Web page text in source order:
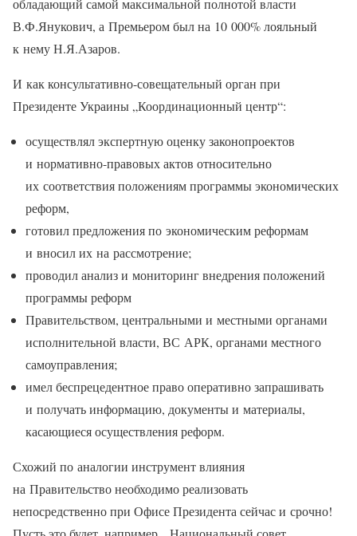
В.Ф.Янукович, а Премьером был на 10 000% лояльный
к нему Н.Я.Азаров.
И как консультативно-совещательный орган при
Президенте Украины „Координационный центр“:
осуществлял экспертную оценку законопроектов
и нормативно-правовых актов относительно
их соответствия положениям программы экономических
реформ,
готовил предложения по экономическим реформам
и вносил их на рассмотрение;
проводил анализ и мониторинг внедрения положений
программы реформ
Правительством, центральными и местными органами
исполнительной власти, ВС АРК, органами местного
самоуправления;
имел беспрецедентное право оперативно запрашивать
и получать информацию, документы и материалы,
касающиеся осуществления реформ.
Схожий по аналогии инструмент влияния
на Правительство необходимо реализовать
непосредственно при Офисе Президента сейчас и срочно!